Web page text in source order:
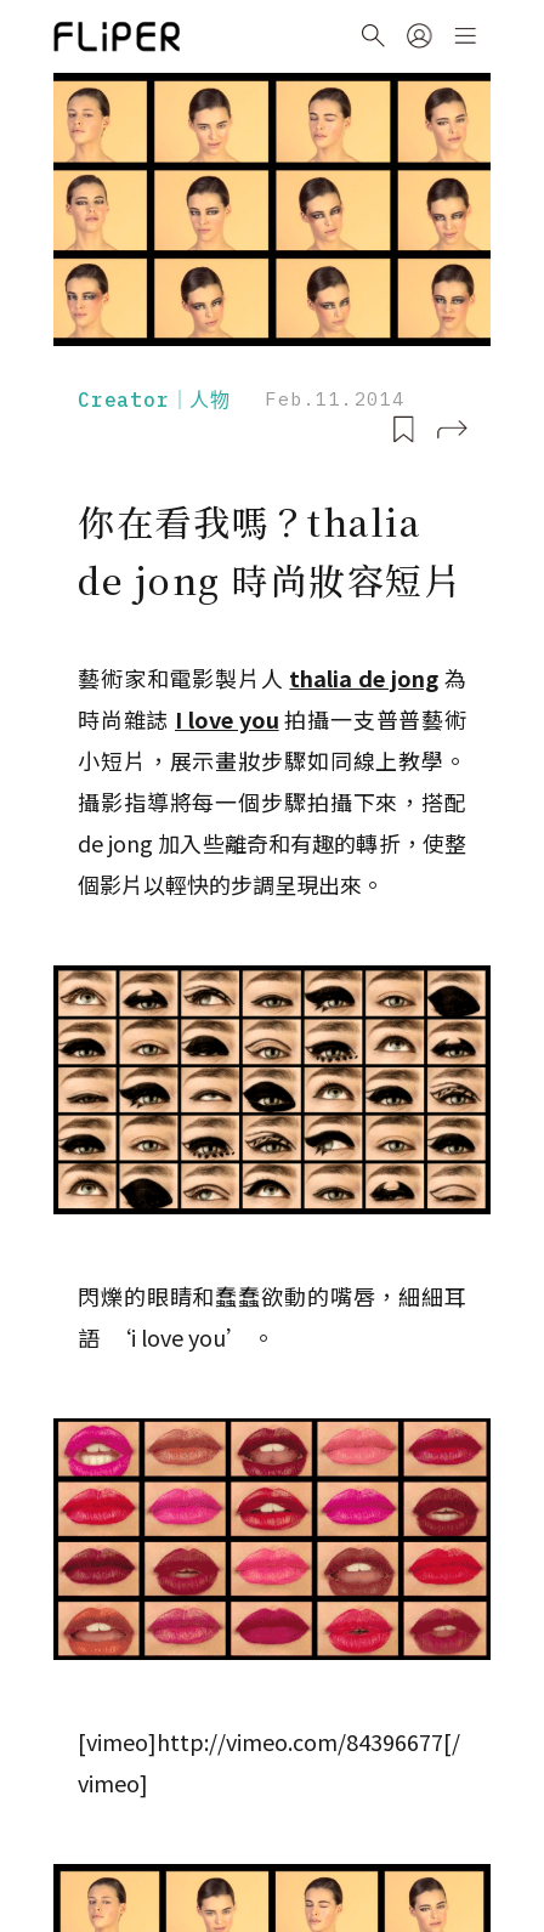
Creator｜人物 Feb.11.2014
你在看我嗎？thalia
de jong 時尚妝容短片
藝術家和電影製片人 thalia de jong為
時尚雜誌 I love you 拍攝一支普普藝術
小短片，展示畫妝步驟如同線上教學。
攝影指導將每一個步驟拍攝下來，搭配
de jong 加入些離奇和有趣的轉折，使整
個影片以輕快的步調呈現出來。
閃爍的眼睛和蠢蠢欲動的嘴唇，細細耳
語 ‘i love you’ 。
[vimeo]http://vimeo.com/84396677[/
vimeo]